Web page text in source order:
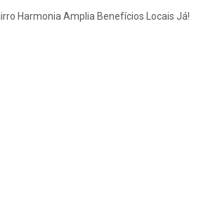
Harmonia Amplia Benefícios Locais Já!